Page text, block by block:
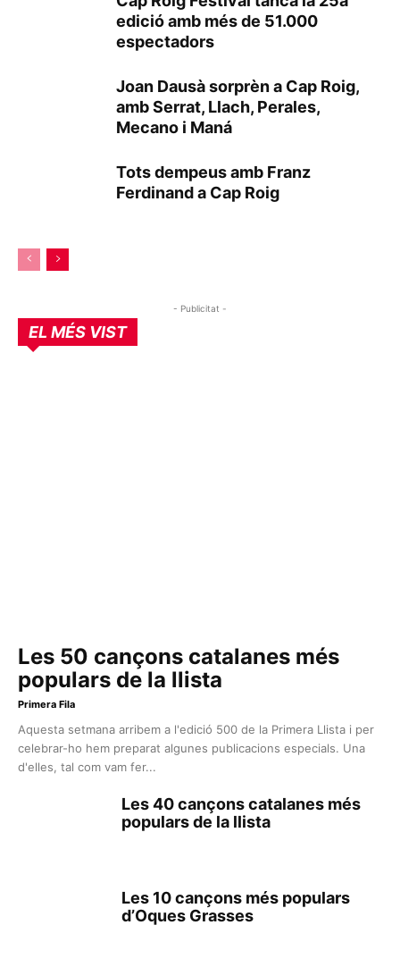
edició amb més de 51.000
espectadors
Joan Dausà sorprèn a Cap Roig,
amb Serrat, Llach, Perales,
Mecano i Maná
Tots dempeus amb Franz
Ferdinand a Cap Roig
- Publicitat -
EL MÉS VIST
Les 50 cançons catalanes més
populars de la llista
Primera Fila
Aquesta setmana arribem a l'edició 500 de la Primera Llista i per
celebrar-ho hem preparat algunes publicacions especials. Una
d'elles, tal com vam fer...
Les 40 cançons catalanes més
populars de la llista
Les 10 cançons més populars
d’Oques Grasses